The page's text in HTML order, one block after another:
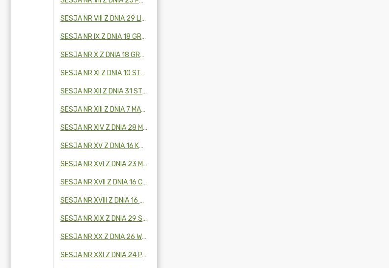
SESJA NR VIII Z DNIA 29 LISTOPADA 2024 R.
SESJA NR IX Z DNIA 18 GRUDNIA 2024 R.
SESJA NR X Z DNIA 18 GRUDNIA 2024 R.
SESJA NR XI Z DNIA 10 STYCZNIA 2025 R.
SESJA NR XII Z DNIA 31 STYCZNIA 2025 R.
SESJA NR XIII Z DNIA 7 MARCA 2025 R.
SESJA NR XIV Z DNIA 28 MARCA 2025 R.
SESJA NR XV Z DNIA 16 KWIETNIA 2025 R.
SESJA NR XVI Z DNIA 23 MAJA 2025 R.
SESJA NR XVII Z DNIA 16 CZERWCA 2025R.
SESJA NR XVIII Z DNIA 16 CZERWCA 2025 R.
SESJA NR XIX Z DNIA 29 SIERPNIA 2025 R.
SESJA NR XX Z DNIA 26 WRZEŚNIA 2025 R.
SESJA NR XXI Z DNIA 24 PAŹDZIERNIKA 2025 R.